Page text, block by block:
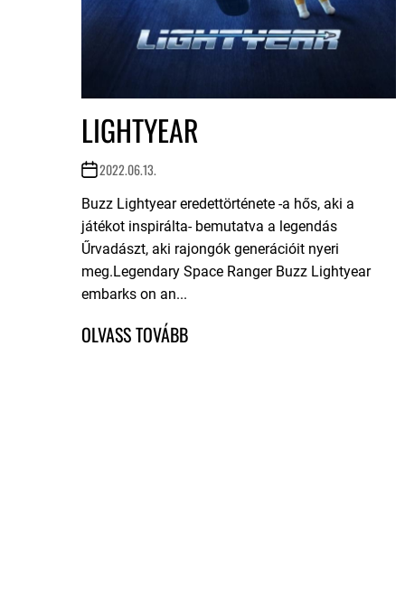
LIGHTYEAR
2022.06.13.
Buzz Lightyear eredettörténete -a hős, aki a
játékot inspirálta- bemutatva a legendás
Űrvadászt, aki rajongók generációit nyeri
meg.Legendary Space Ranger Buzz Lightyear
embarks on an...